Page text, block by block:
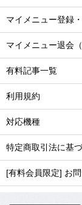
マイメニュー登録
マイメニュー退会
有料記事一覧
利用規約
対応機種
特定商取引法に基
[有料会員限定] お